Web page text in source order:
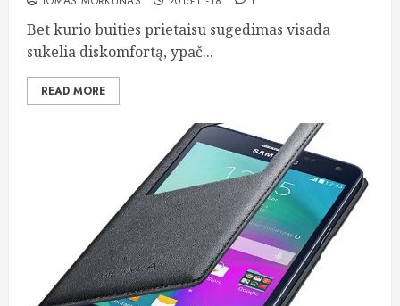
Bet kurio buities prietaisu sugedimas visada
sukelia diskomfortą, ypač...
READ MORE